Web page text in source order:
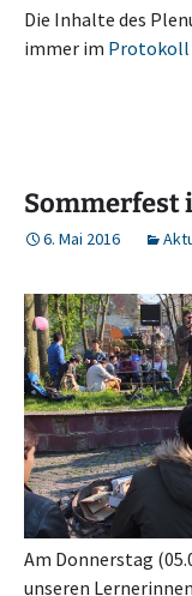
Die Inhalte des
immer im Protokoll
Sommerfest
6. Mai 2016
Am Donnerstag
unseren